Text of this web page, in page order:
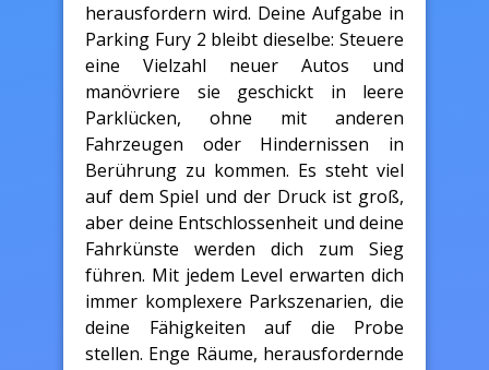
herausfordern wird. Deine Aufgabe in
Parking Fury 2 bleibt dieselbe: Steuere
eine Vielzahl neuer Autos und
manövriere sie geschickt in leere
Parklücken, ohne mit anderen
Fahrzeugen oder Hindernissen in
Berührung zu kommen. Es steht viel
auf dem Spiel und der Druck ist groß,
aber deine Entschlossenheit und deine
Fahrkünste werden dich zum Sieg
führen. Mit jedem Level erwarten dich
immer komplexere Parkszenarien, die
deine Fähigkeiten auf die Probe
stellen. Enge Räume, herausfordernde